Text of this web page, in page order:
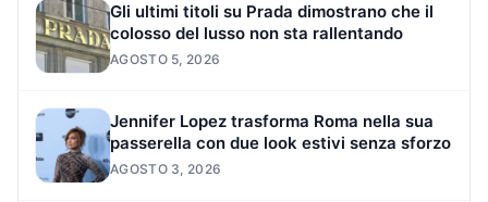
Gli ultimi titoli su Prada dimostrano che il
colosso del lusso non sta rallentando
AGOSTO 5, 2026
Jennifer Lopez trasforma Roma nella sua
passerella con due look estivi senza sforzo
AGOSTO 3, 2026